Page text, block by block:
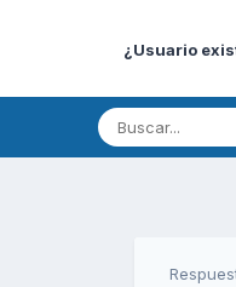
¿Usuario